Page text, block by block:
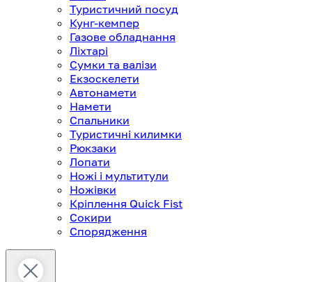
Туристичний посуд
Кунг-кемпер
Газове обладнання
Ліхтарі
Сумки та валізи
Екзоскелети
Автонамети
Намети
Спальники
Туристичні килимки
Рюкзаки
Лопати
Ножі і мультитули
Ножівки
Кріплення Quick Fist
Сокири
Спорядження